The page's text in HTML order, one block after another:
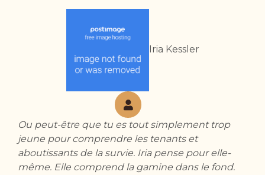
Iria Kessler
Ou peut-être que tu es tout simplement trop
jeune pour comprendre les tenants et
aboutissants de la survie. Iria pense pour elle-
même. Elle comprend la gamine dans le fond.